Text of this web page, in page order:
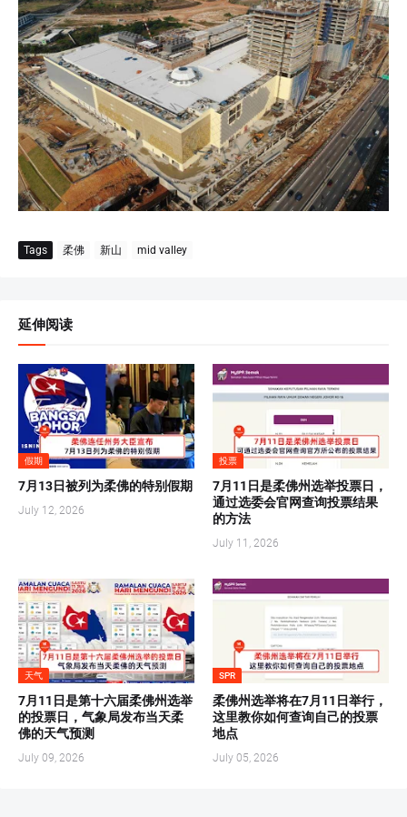
Tags 柔佛 新山 mid valley
延伸阅读
假期
7月13日被列为柔佛的特别假期
July 12, 2026
投票
7月11日是柔佛州选举投票日，
通过选委会官网查询投票结果
的方法
July 11, 2026
天气
7月11日是第十六届柔佛州选举
的投票日，气象局发布当天柔
佛的天气预测
July 09, 2026
SPR
柔佛州选举将在7月11日举行，
这里教你如何查询自己的投票
地点
July 05, 2026